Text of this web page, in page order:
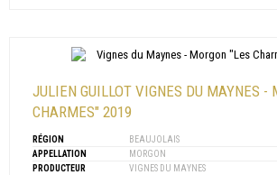
JULIEN GUILLOT VIGNES DU MAYNES -
CHARMES" 2019
RÉGION
BEAUJOLAIS
APPELLATION
MORGON
PRODUCTEUR
VIGNES DU MAYNES